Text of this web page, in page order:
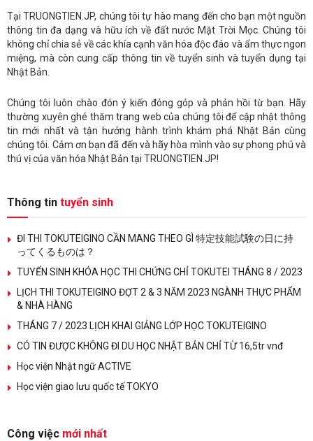
Tại TRUONGTIEN.JP, chúng tôi tự hào mang đến cho bạn một nguồn
thông tin đa dạng và hữu ích về đất nước Mặt Trời Mọc. Chúng tôi
không chỉ chia sẻ về các khía cạnh văn hóa độc đáo và ẩm thực ngon
miệng, mà còn cung cấp thông tin về tuyển sinh và tuyển dụng tại
Nhật Bản.
Chúng tôi luôn chào đón ý kiến đóng góp và phản hồi từ bạn. Hãy
thường xuyên ghé thăm trang web của chúng tôi để cập nhật thông
tin mới nhất và tận hưởng hành trình khám phá Nhật Bản cùng
chúng tôi. Cảm ơn bạn đã đến và hãy hòa mình vào sự phong phú và
thú vị của văn hóa Nhật Bản tại TRUONGTIEN.JP!
Thông tin tuyển sinh
ĐI THI TOKUTEIGINO CẦN MANG THEO GÌ 特定技能試験の日に持
ってくるものは？
TUYỂN SINH KHÓA HỌC THI CHỨNG CHỈ TOKUTEI THÁNG 8 / 2023
LỊCH THI TOKUTEIGINO ĐỢT 2 & 3 NĂM 2023 NGÀNH THỰC PHẨM
& NHÀ HÀNG
THÁNG 7 / 2023 LỊCH KHAI GIẢNG LỚP HỌC TOKUTEIGINO
CÓ TIN ĐƯỢC KHÔNG ĐI DU HỌC NHẬT BẢN CHỈ TỪ 16,5tr vnđ
Học viện Nhật ngữ ACTIVE
Học viện giao lưu quốc tế TOKYO
Công việc mới nhất